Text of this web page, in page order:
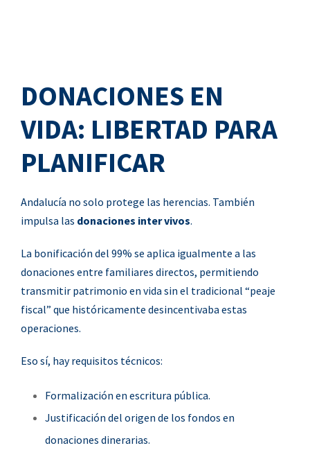
DONACIONES EN
VIDA: LIBERTAD PARA
PLANIFICAR
Andalucía no solo protege las herencias. También
impulsa las donaciones inter vivos.
La bonificación del 99% se aplica igualmente a las
donaciones entre familiares directos, permitiendo
transmitir patrimonio en vida sin el tradicional “peaje
fiscal” que históricamente desincentivaba estas
operaciones.
Eso sí, hay requisitos técnicos:
Formalización en escritura pública.
Justificación del origen de los fondos en
donaciones dinerarias.